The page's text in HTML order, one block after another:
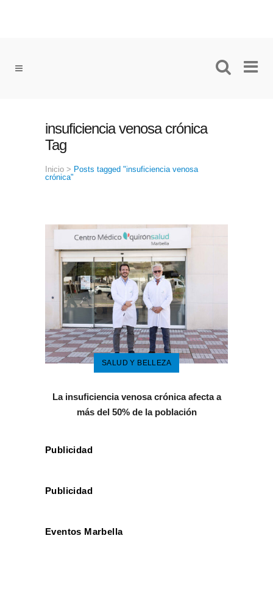
insuficiencia venosa crónica
Tag
Inicio > Posts tagged "insuficiencia venosa
crónica"
SALUD Y BELLEZA
La insuficiencia venosa crónica afecta a
más del 50% de la población
Publicidad
Publicidad
Eventos Marbella